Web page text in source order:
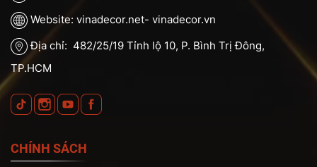
Website: vinadecor.net- vinadecor.vn
Địa chỉ: 482/25/19 Tỉnh lộ 10, P. Bình Trị Đông,
TP.HCM
CHÍNH SÁCH